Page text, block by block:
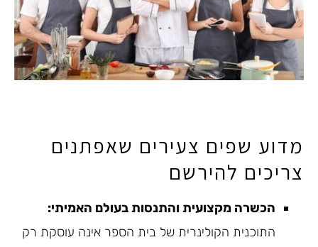
מדוע שפים צעירים שאפתנים
צריכים להירשם
הכשרה מקצועית והתנסות בעולם האמיתי:
התוכנית הקולינרית של בית הספר אינה עוסקת רק